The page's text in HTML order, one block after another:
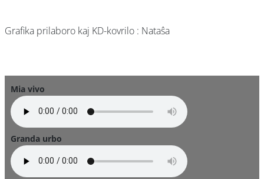
Grafika prilaboro kaj KD-kovrilo : Nataŝa
Mia vivo
Granda urbo